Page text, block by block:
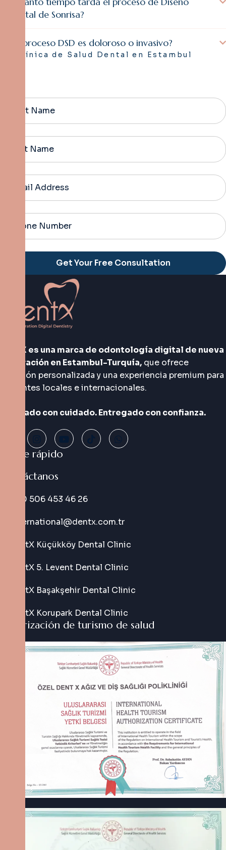
Digital de Sonrisa?
¿El proceso DSD es doloroso o invasivo?
Clínica de Salud Dental en Estambul
Alternative:
DentX es una marca de odontología digital de nueva
generación en Estambul-Turquía, que ofrece
atención personalizada y una experiencia premium para
pacientes locales e internacionales.
Diseñado con cuidado. Entregado con confianza.
Enlace rápido
Contáctanos
+90 506 453 46 26
international@dentx.com.tr
DentX Küçükköy Dental Clinic
DentX 5. Levent Dental Clinic
DentX Başakşehir Dental Clinic
DentX Korupark Dental Clinic
Autorización de turismo de salud